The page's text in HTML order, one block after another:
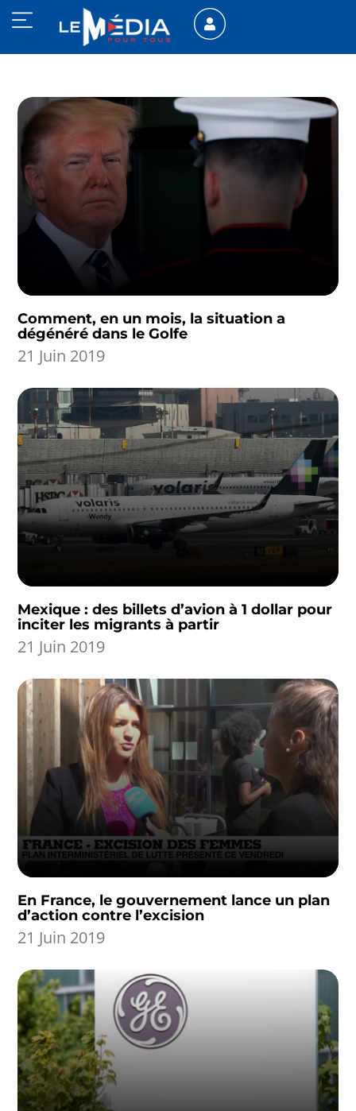
Comment, en un mois, la situation a
dégénéré dans le Golfe
21 Juin 2019
Mexique : des billets d’avion à 1 dollar pour
inciter les migrants à partir
21 Juin 2019
En France, le gouvernement lance un plan
d’action contre l’excision
21 Juin 2019